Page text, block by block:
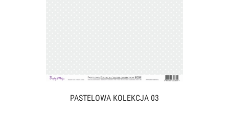
PASTELOWA KOLEKCJA 03